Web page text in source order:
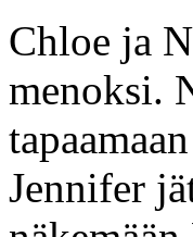
Chloe ja
menoksi.
Jennifer